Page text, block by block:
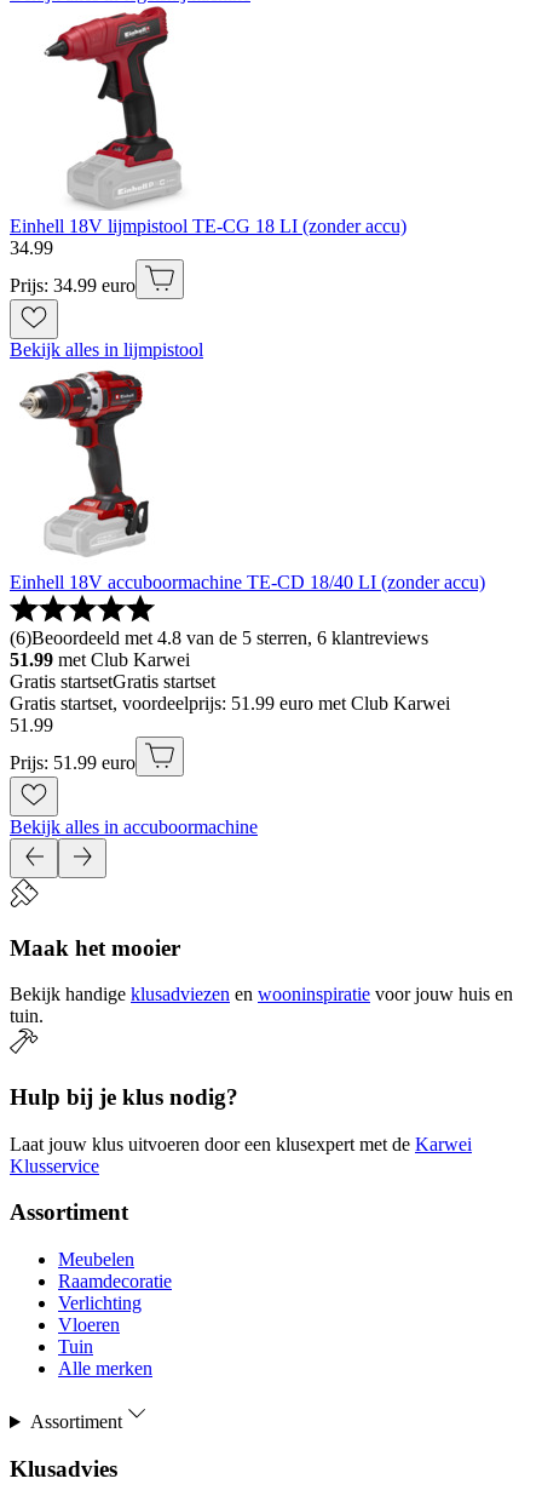
Einhell 18V lijmpistool TE-CG 18 LI (zonder accu)
34.99
Prijs: 34.99 euro
Bekijk alles in lijmpistool
Einhell 18V accuboormachine TE-CD 18/40 LI (zonder accu)
(6)Beoordeeld met 4.8 van de 5 sterren, 6 klantreviews
51.99 met Club Karwei
Gratis startsetGratis startset
Gratis startset, voordeelprijs: 51.99 euro met Club Karwei
51 .99
Prijs: 51.99 euro
Bekijk alles in accuboormachine
Maak het mooier
Bekijk handige klusadviezen en wooninspiratie voor jouw huis en
tuin.
Hulp bij je klus nodig?
Laat jouw klus uitvoeren door een klusexpert met de Karwei
Klusservice
Assortiment
Meubelen
Raamdecoratie
Verlichting
Vloeren
Tuin
Alle merken
Assortiment
Klusadvies